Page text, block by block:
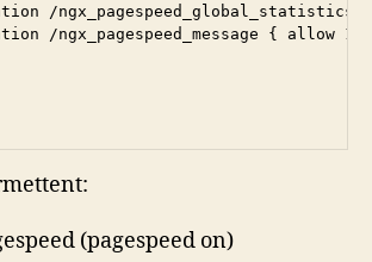
/ngx_pagespeed_global_statistics
/ngx_pagespeed_message { allow
(pagespeed on)